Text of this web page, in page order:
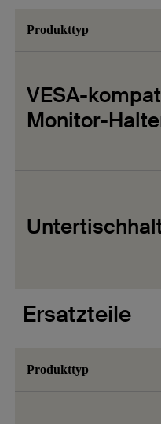
Produkttyp
VESA-
Monitor-
Ersatzteile
Produkttyp